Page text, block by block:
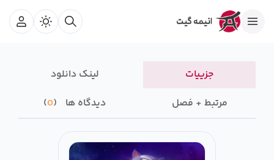
جزییات
لینک دانلود
مرتبط + فصل
دیدگاه ها 0